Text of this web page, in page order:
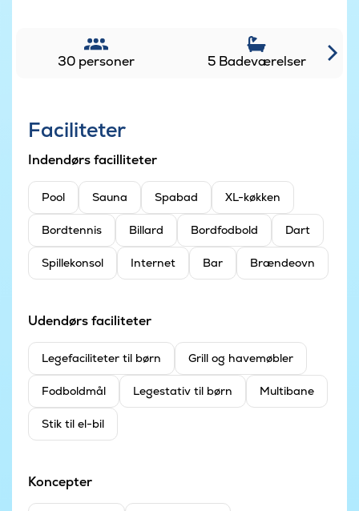
30 personer 5 Badeværelser
Faciliteter
Indendørs facilliteter
Pool Sauna Spabad XL-køkken
Bordtennis Billard Bordfodbold Dart
Spillekonsol Internet Bar Brændeovn
Udendørs faciliteter
Legefaciliteter til børn Grill og havemøbler
Fodboldmål Legestativ til børn Multibane
Stik til el-bil
Koncepter